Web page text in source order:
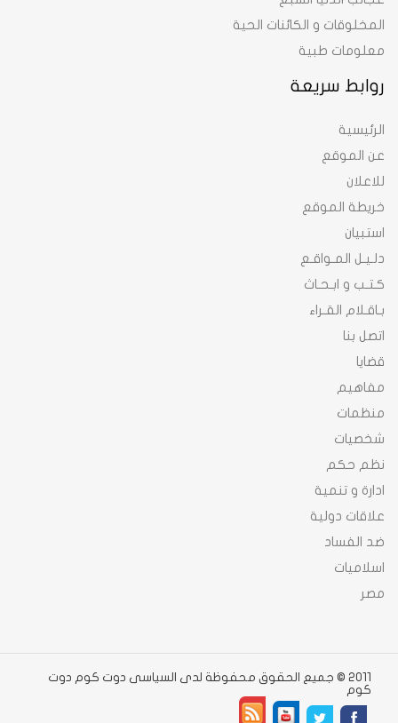
روابط سريعة
الرئيسية
عن الموقع
للاعلان
خريطة الموقع
استبيان
دلـيـل المـواقـع
كـتـب و ابـحـاث
بـاقـلام القـراء
اتصل بنا
قضايا
مفاهيم
منظمات
شخصيات
نظم حكم
ادارة و تنمية
علاقات دولية
ضد الفساد
اسلاميات
مصر
المخلوقات و الكائنات الحية
معلومات طبية
2011 © جميع الحقوق محفوظة لدى السياسى دوت كوم دوت
كوم